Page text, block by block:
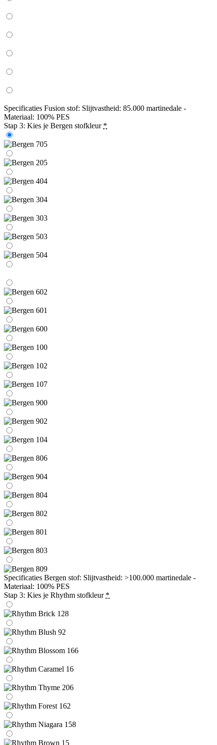
Specificaties Fusion stof: Slijtvastheid: 85.000 martinedale -
Materiaal: 100% PES
Stap 3: Kies je Bergen stofkleur *
Specificaties Bergen stof: Slijtvastheid: >100.000 martinedale -
Materiaal: 100% PES
Stap 3: Kies je Rhythm stofkleur *